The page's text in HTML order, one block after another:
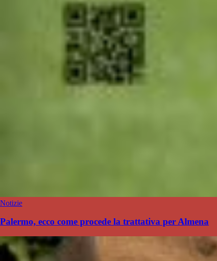
Notizie
Palermo, ecco come procede la trattativa per Almena